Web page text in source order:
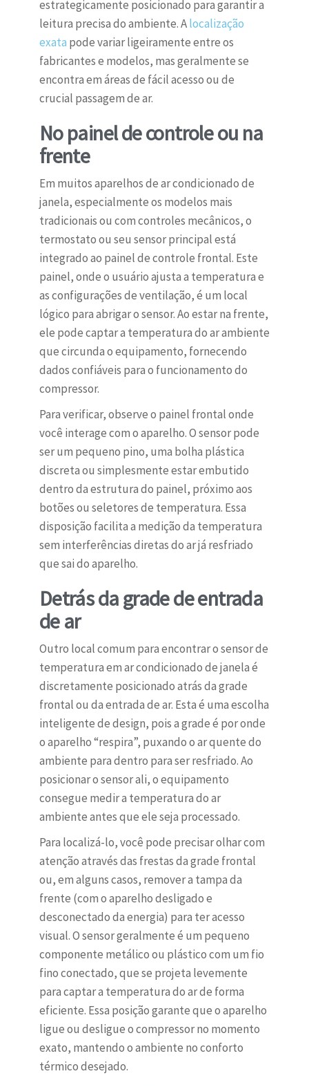
estrategicamente posicionado para garantir a
leitura precisa do ambiente. Alocalização
exata pode variar ligeiramente entre os
fabricantes e modelos, mas geralmente se
encontra em áreas de fácil acesso ou de
crucial passagem de ar.
No painel de controle ou na
frente
Em muitos aparelhos de ar condicionado de
janela, especialmente os modelos mais
tradicionais ou com controles mecânicos, o
termostato ou seu sensor principal está
integrado ao painel de controle frontal. Este
painel, onde o usuário ajusta a temperatura e
as configurações de ventilação, é um local
lógico para abrigar o sensor. Ao estar na frente,
ele pode captar a temperatura do ar ambiente
que circunda o equipamento, fornecendo
dados confiáveis para o funcionamento do
compressor.
Para verificar, observe o painel frontal onde
você interage com o aparelho. O sensor pode
ser um pequeno pino, uma bolha plástica
discreta ou simplesmente estar embutido
dentro da estrutura do painel, próximo aos
botões ou seletores de temperatura. Essa
disposição facilita a medição da temperatura
sem interferências diretas do ar já resfriado
que sai do aparelho.
Detrás da grade de entrada
de ar
Outro local comum para encontrar o sensor de
temperatura em ar condicionado de janela é
discretamente posicionado atrás da grade
frontal ou da entrada de ar. Esta é uma escolha
inteligente de design, pois a grade é por onde
o aparelho “respira”, puxando o ar quente do
ambiente para dentro para ser resfriado. Ao
posicionar o sensor ali, o equipamento
consegue medir a temperatura do ar
ambiente antes que ele seja processado.
Para localizá-lo, você pode precisar olhar com
atenção através das frestas da grade frontal
ou, em alguns casos, remover a tampa da
frente (com o aparelho desligado e
desconectado da energia) para ter acesso
visual. O sensor geralmente é um pequeno
componente metálico ou plástico com um fio
fino conectado, que se projeta levemente
para captar a temperatura do ar de forma
eficiente. Essa posição garante que o aparelho
ligue ou desligue o compressor no momento
exato, mantendo o ambiente no conforto
térmico desejado.